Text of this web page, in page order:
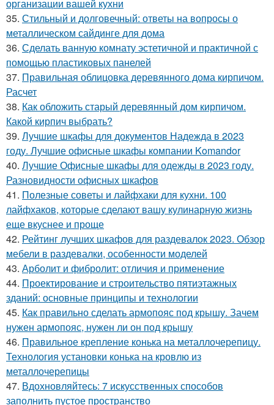
организации вашей кухни
35. Стильный и долговечный: ответы на вопросы о
металлическом сайдинге для дома
36. Сделать ванную комнату эстетичной и практичной с
помощью пластиковых панелей
37. Правильная облицовка деревянного дома кирпичом.
Расчет
38. Как обложить старый деревянный дом кирпичом.
Какой кирпич выбрать?
39. Лучшие шкафы для документов Надежда в 2023
году. Лучшие офисные шкафы компании Komandor
40. Лучшие Офисные шкафы для одежды в 2023 году.
Разновидности офисных шкафов
41. Полезные советы и лайфхаки для кухни. 100
лайфхаков, которые сделают вашу кулинарную жизнь
еще вкуснее и проще
42. Рейтинг лучших шкафов для раздевалок 2023. Обзор
мебели в раздевалки, особенности моделей
43. Арболит и фибролит: отличия и применение
44. Проектирование и строительство пятиэтажных
зданий: основные принципы и технологии
45. Как правильно сделать армопояс под крышу. Зачем
нужен армопояс, нужен ли он под крышу
46. Правильное крепление конька на металлочерепицу.
Технология установки конька на кровлю из
металлочерепицы
47. Вдохновляйтесь: 7 искусственных способов
заполнить пустое пространство